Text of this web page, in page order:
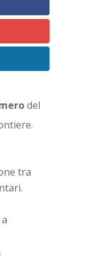
del
tra